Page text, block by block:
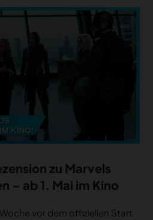
zu Marvels
– ab 1. Mai im Kino
vor dem offiziellen Start